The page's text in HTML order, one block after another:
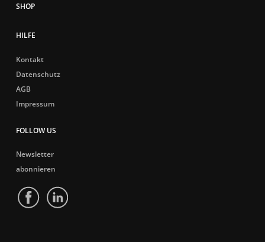
HILFE
Kontakt
Datenschutz
AGB
Impressum
FOLLOW US
Newsletter
abonnieren